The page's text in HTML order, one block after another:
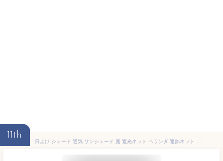
11th
日よけ シェード 通気 サンシェード 庭 遮光ネット ベランダ 遮熱ネット プール 遮熱 熱割れ防止 正方形 200×200cm 長方形 200×300cm 暑さ対策 庭 UVカット 紫外線対策 無地 ストライプ おしゃれ 節電 涼しい 水遊び ガーデニング BBQ エコ ウッドデッキ 遮光 玄関